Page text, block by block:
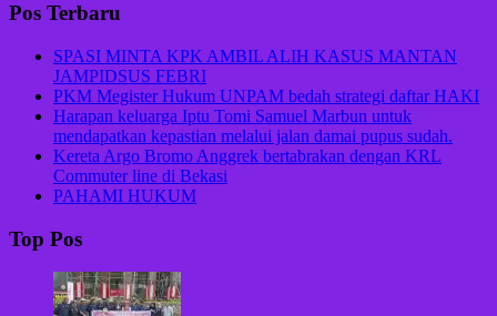
Pos Terbaru
SPASI MINTA KPK AMBIL ALIH KASUS MANTAN
JAMPIDSUS FEBRI
PKM Megister Hukum UNPAM bedah strategi daftar HAKI
Harapan keluarga Iptu Tomi Samuel Marbun untuk
mendapatkan kepastian melalui jalan damai pupus sudah.
Kereta Argo Bromo Anggrek bertabrakan dengan KRL
Commuter line di Bekasi
PAHAMI HUKUM
Top Pos